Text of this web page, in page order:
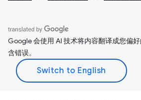
Google 会使用 AI 技术将内容翻译成您偏
含错误。